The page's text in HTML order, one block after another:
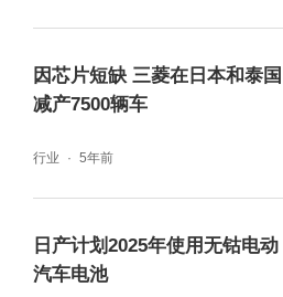
因芯片短缺 三菱在日本和泰国
减产7500辆车
行业 5年前
日产计划2025年使用无钴电动
汽车电池